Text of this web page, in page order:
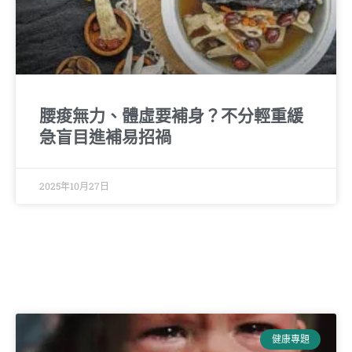
腰痠無力、體虛要補身？不分輕重緩
急盲目進補易招禍
2025年10月27日
健康專題